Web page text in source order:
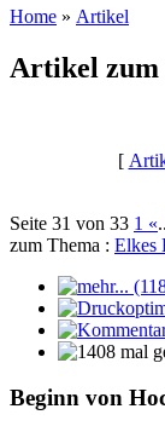
Home » Artikel
Artikel zum
[
Seite 31 von 33 1 «..
zum Thema : Elkes
Beginn von